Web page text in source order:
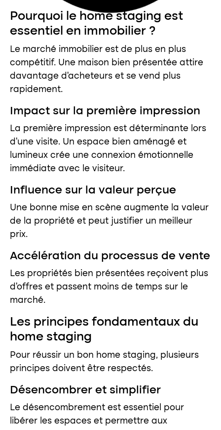
Pourquoi le home staging est
essentiel en immobilier ?
Le marché immobilier est de plus en plus
compétitif. Une maison bien présentée attire
davantage d’acheteurs et se vend plus
rapidement.
Impact sur la première impression
La première impression est déterminante lors
d’une visite. Un espace bien aménagé et
lumineux crée une connexion émotionnelle
immédiate avec le visiteur.
Influence sur la valeur perçue
Une bonne mise en scène augmente la valeur
de la propriété et peut justifier un meilleur
prix.
Accélération du processus de vente
Les propriétés bien présentées reçoivent plus
d’offres et passent moins de temps sur le
marché.
Les principes fondamentaux du
home staging
Pour réussir un bon home staging, plusieurs
principes doivent être respectés.
Désencombrer et simplifier
Le désencombrement est essentiel pour
libérer les espaces et permettre aux